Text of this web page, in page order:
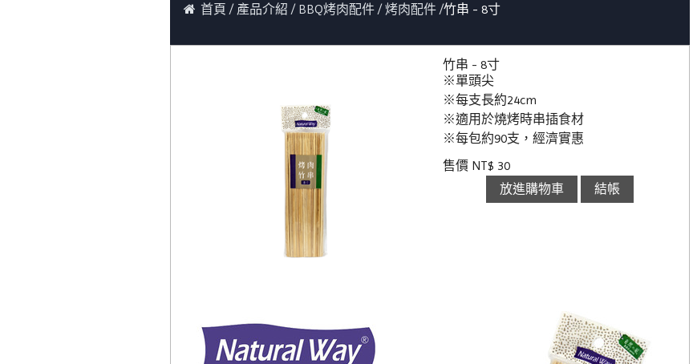
首頁 產品介紹 BBQ烤肉配件 烤肉配件 竹串 - 8寸
竹串 - 8寸
※單頭尖
※每支長約24cm
※適用於燒烤時串插食材
※每包約90支，經濟實惠
售價 NT$ 30